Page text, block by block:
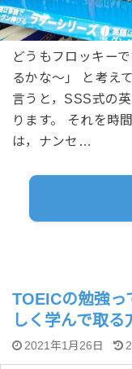
どうもフロッキー
るかな～」 と考え
言うと，SSS式の
ります。 それを時
は，ナンセ…
TOEICの勉強っ
しく学んで取る
2021年1月26日